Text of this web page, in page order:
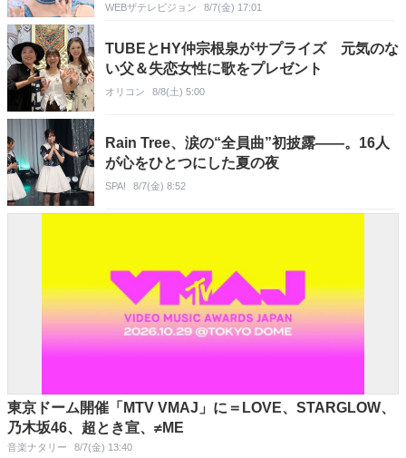
WEBザテレビジョン 8/7(金) 17:01
TUBEとHY仲宗根泉がサプライズ 元気のな
い父＆失恋女性に歌をプレゼント
オリコン 8/8(土) 5:00
Rain Tree、涙の“全員曲”初披露――。16人
が心をひとつにした夏の夜
SPA! 8/7(金) 8:52
東京ドーム開催「MTV VMAJ」に＝LOVE、STARGLOW、
乃木坂46、超とき宣、≠ME
音楽ナタリー 8/7(金) 13:40